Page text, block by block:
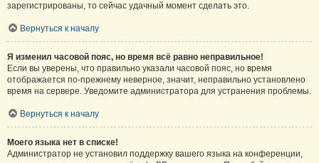
зарегистрированы, то сейчас удачный момент сделать это.
Вернуться к началу
Я изменил часовой пояс, но время всё равно неправильное!
Если вы уверены, что правильно указали часовой пояс, но время
отображается по-прежнему неверное, значит, неправильно установлено
время на сервере. Уведомите администратора для устранения проблемы.
Вернуться к началу
Моего языка нет в списке!
Администратор не установил поддержку вашего языка на конференции,